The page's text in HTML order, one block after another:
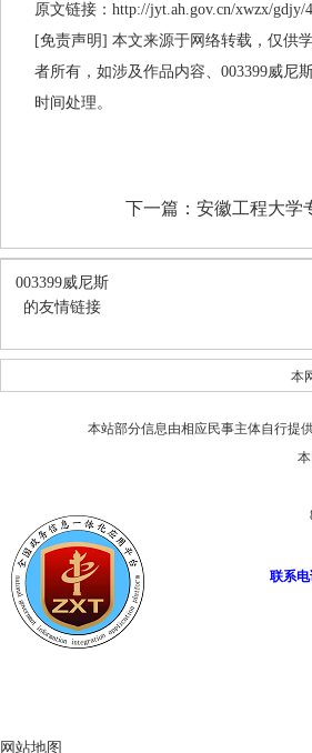
原文链接：http://jyt.ah.gov.cn/xwzx/gdjy/
[免责声明] 本文来源于网络转载，仅供
者所有，如涉及作品内容、003399威尼
时间处理。
下一篇： 安徽工程大学
003399威尼斯
的友情链接
本
本站部分信息由相应民事主体自行提
联系电
网站地图